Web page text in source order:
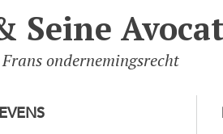
Seine
ondernemingsrecht